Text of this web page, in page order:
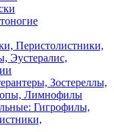
Перистолистники,
Эустералис,
Зостереллы,
Лимнофилы
Гигрофилы,